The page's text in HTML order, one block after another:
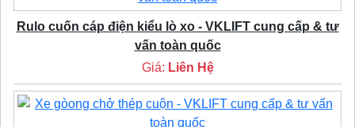
Rulo cuốn cáp điện kiểu lò xo - VKLIFT cung cấp & tư
vấn toàn quốc
Giá: Liên Hệ